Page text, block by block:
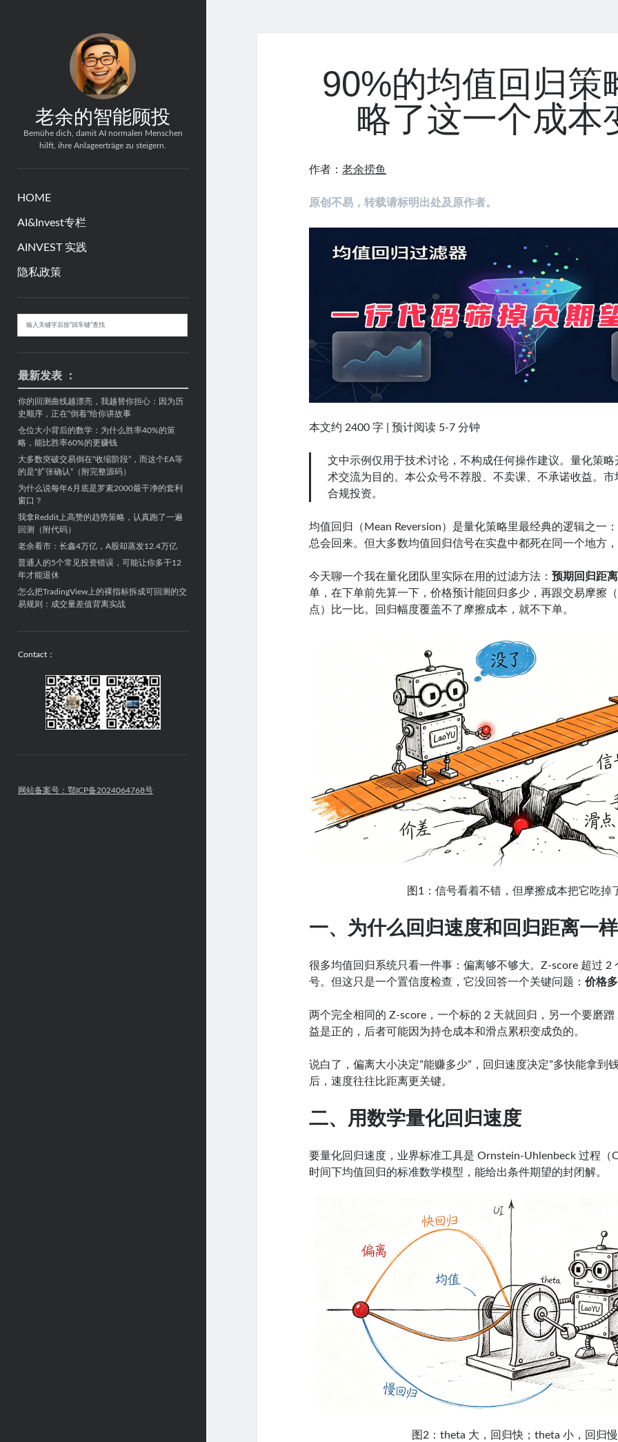
老余的智能顾投
Bemühe dich, damit AI normalen Menschen
hilft, ihre Anlageerträge zu steigern.
HOME
AI&Invest专栏
AINVEST 实践
隐私政策
Sidebar
最新发表 ：
你的回测曲线越漂亮，我越替你担心：因为历
史顺序，正在“倒着”给你讲故事
仓位大小背后的数学：为什么胜率40%的策
略，能比胜率60%的更赚钱
大多数突破交易倒在“收缩阶段”，而这个EA等
的是“扩张确认”（附完整源码）
为什么说每年6月底是罗素2000最干净的套利
窗口？
我拿Reddit上高赞的趋势策略，认真跑了一遍
回测（附代码）
老余看市：长鑫4万亿，A股却蒸发12.4万亿
普通人的5个常见投资错误，可能让你多干12
年才能退休
怎么把TradingView上的裸指标拆成可回测的交
易规则：成交量差值背离实战
Contact：
网站备案号：鄂ICP备2024064768号
90%的均值回归策
略了这一个成本
作者：老余捞鱼
原创不易，转载请标明出处及原作者。
本文约 2400 字 | 预计阅读 5-7 分钟
文中示例仅用于技术讨论，不构成任何操作建议。量化策
术交流为目的。本公众号不荐股、不卖课、不承诺收益。
合规投资。
均值回归（Mean Reversion）是量化策略里最经典的逻辑之一
总会回来。但大多数均值回归信号在实盘中都死在同一个地方
今天聊一个我在量化团队里实际在用的过滤方法：预期回归距
单，在下单前先算一下，价格预计能回归多少，再跟交易摩擦
点）比一比。回归幅度覆盖不了摩擦成本，就不下单。
图1：信号看着不错，但摩擦成本把它吃掉
一、为什么回归速度和回归距离一
很多均值回归系统只看一件事：偏离够不够大。Z-score 超过 2
号。但这只是一个置信度检查，它没回答一个关键问题：价格
两个完全相同的 Z-score，一个标的 2 天就回归，另一个要磨
益是正的，后者可能因为持仓成本和滑点累积变成负的。
说白了，偏离大小决定”能赚多少”，回归速度决定”多快能拿到
后，速度往往比距离更关键。
二、用数学量化回归速度
要量化回归速度，业界标准工具是 Ornstein-Uhlenbeck 过程（
时间下均值回归的标准数学模型，能给出条件期望的封闭解。
图2：theta 大，回归快；theta 小，回归慢